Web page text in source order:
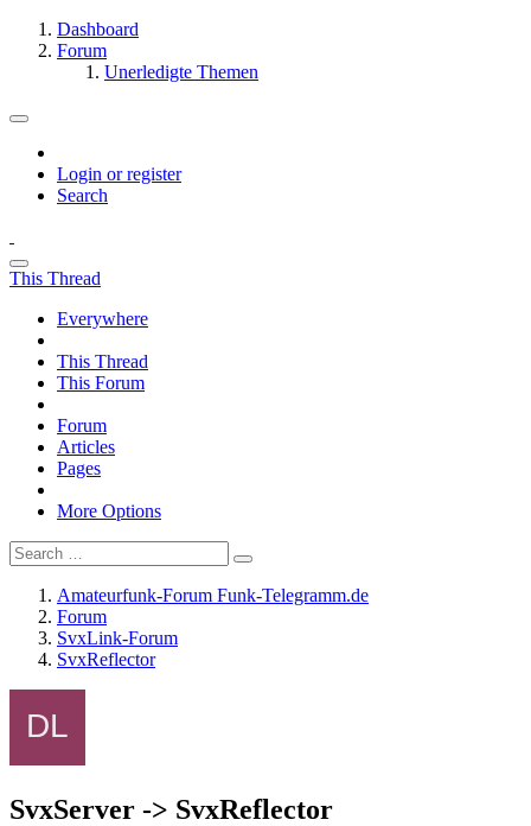
Dashboard
Forum
Unerledigte Themen
Login or register
Search
This Thread
Everywhere
This Thread
This Forum
Forum
Articles
Pages
More Options
Amateurfunk-Forum Funk-Telegramm.de
Forum
SvxLink-Forum
SvxReflector
SvxServer -> SvxReflector